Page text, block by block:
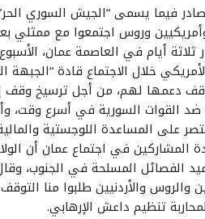
فيما يسمى “الجيش السوري
وأمريكيين وروس اجتمعوا مع ممثلي
ثلاثة أيام في العاصمة عمان،
خلال الاجتماع قادة “الجبهة
دعمها لهم، من أجل ترسيخ وقف
ضد القوات السورية في أسرع وقت،
على المساعدة اللوجستية
المشاركين في اجتماع عمان أن
الفصائل المسلحة في الجنوب،
والروس والأردنيين طلبوا منا
تنظيم داعش الإرهابي.